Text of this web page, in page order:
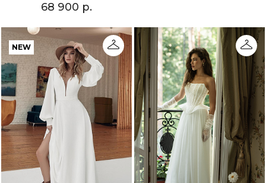
68 900 р.
NEW